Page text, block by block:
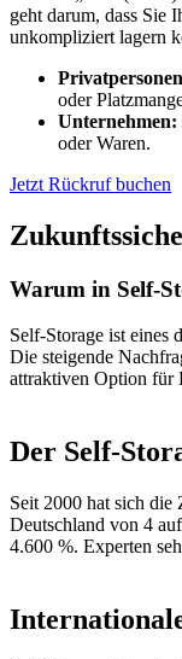
geht darum, dass Sie
unkompliziert lagern
oder
Unternehmen:
oder Waren.
Jetzt Rückruf buchen
Warum in Self-
Self-Storage ist eines
Die steigende
attraktiven Option für
Der Self-
Seit 2000 hat sich die
Deutschland von 4
4.600 %. Experten